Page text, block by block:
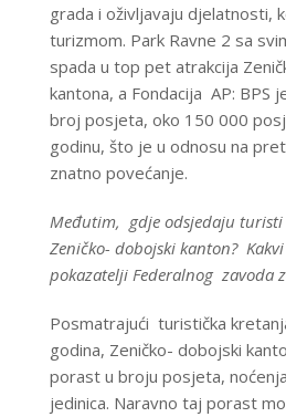
grada i oživljavaju djelatnosti,
turizmom. Park Ravne 2 sa
spada u top pet atrakcija
kantona, a Fondacija AP: BPS
broj posjeta, oko 150 000
godinu, što je u odnosu na
znatno povećanje.
Međutim, gdje odsjedaju turisti
Zeničko- dobojski kanton?
pokazatelji Federalnog zavoda
Posmatrajući turistička
godina, Zeničko- dobojski
porast u broju posjeta,
jedinica. Naravno taj porast